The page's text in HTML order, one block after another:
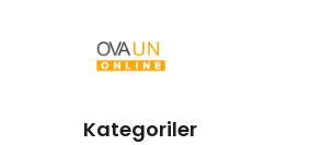
Kategoriler